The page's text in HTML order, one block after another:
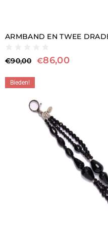
ARMBAND EN TWEE
€90,00 €86,00
Bieden!